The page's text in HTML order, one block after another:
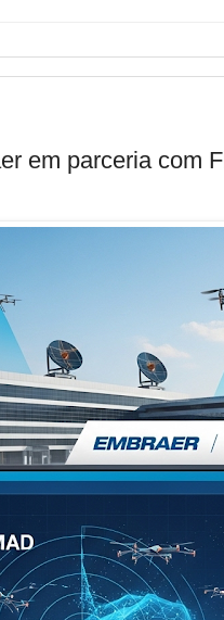
em parceria com